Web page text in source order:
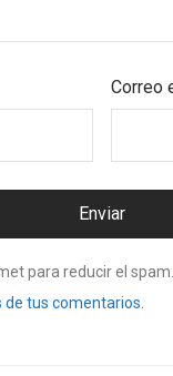
Correo
para reducir el spam.
tus comentarios.